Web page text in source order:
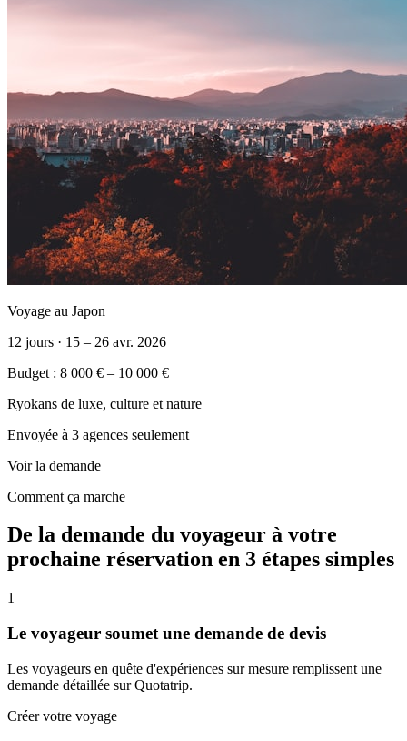
Voyage au Japon
12 jours · 15 – 26 avr. 2026
Budget : 8 000 € – 10 000 €
Ryokans de luxe, culture et nature
Envoyée à 3 agences seulement
Voir la demande
Comment ça marche
De la demande du voyageur à votre
prochaine réservation en 3 étapes simples
1
Le voyageur soumet une demande de devis
Les voyageurs en quête d'expériences sur mesure remplissent une
demande détaillée sur Quotatrip.
Créer votre voyage